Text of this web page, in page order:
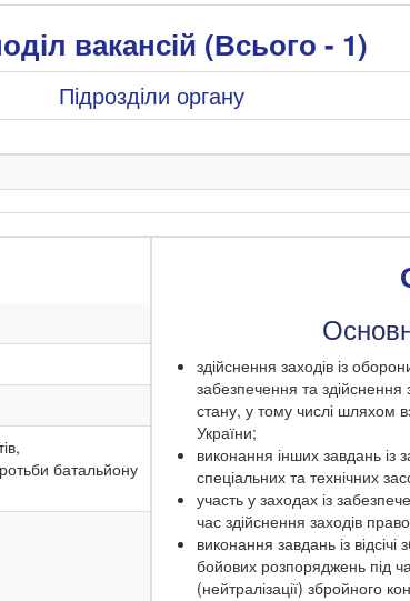
вакансій (Всього - 1)
Підрозділи органу
батальйону
здійснення заходів із
забезпечення та
стану, у тому числі шляхом
України;
виконання інших завдань із
спеціальних та технічних
участь у заходах із
час здійснення заходів
виконання завдань із
бойових розпоряджень під
(нейтралізації) збройного